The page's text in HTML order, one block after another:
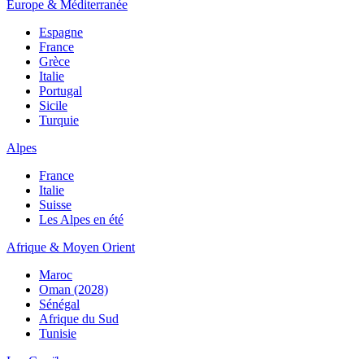
Europe & Méditerranée
Espagne
France
Grèce
Italie
Portugal
Sicile
Turquie
Alpes
France
Italie
Suisse
Les Alpes en été
Afrique & Moyen Orient
Maroc
Oman (2028)
Sénégal
Afrique du Sud
Tunisie